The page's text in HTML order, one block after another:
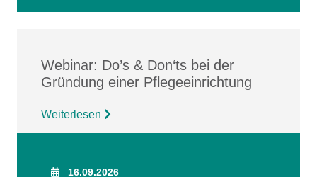
Webinar: Do’s & Don‘ts bei der
Gründung einer Pflegeeinrichtung
Weiterlesen
16.09.2026